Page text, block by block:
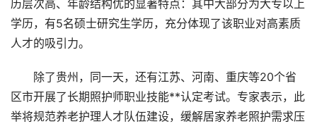
历层次高、年龄结构优的显著特点：其中大部分为大专以上
学历，有5名硕士研究生学历，充分体现了该职业对高素质
人才的吸引力。
除了贵州，同一天，还有江苏、河南、重庆等20个省
区市开展了长期照护师职业技能**认定考试。专家表示，此
举将规范养老护理人才队伍建设，缓解居家养老照护需求压